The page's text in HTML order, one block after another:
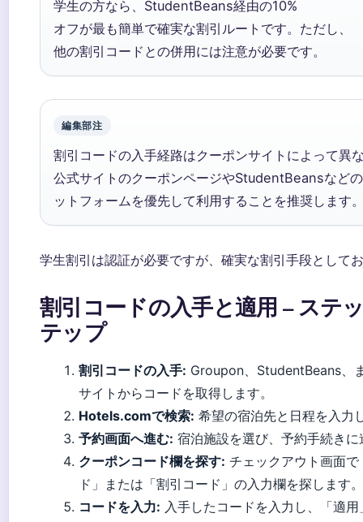
学生の方なら、StudentBeans経由の10%
オフが最も簡単で確実な割引ルートです。ただし、
他の割引コードとの併用には注意が必要です。
編集部注
割引コードの入手経路はクーポンサイトによって異
公式サイトのクーポンページやStudentBeansなど
ットフォームを優先して利用することを推奨します
学生割引は認証が必要ですが、確実な割引手段として
割引コードの入手と適用 – ステ
テップ
割引コードの入手: Groupon、StudentBeans、
サイトからコードを取得します。
Hotels.comで検索: 希望の宿泊先と日程を入力
予約画面へ進む: 宿泊施設を選び、予約手続きに
クーポンコード欄を探す: チェックアウト画面
ド」または「割引コード」の入力欄を探します。
コードを入力: 入手したコードを入力し、「適